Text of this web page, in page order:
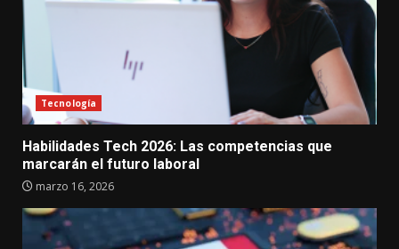
Tecnología
Habilidades Tech 2026: Las competencias que
marcarán el futuro laboral
marzo 16, 2026